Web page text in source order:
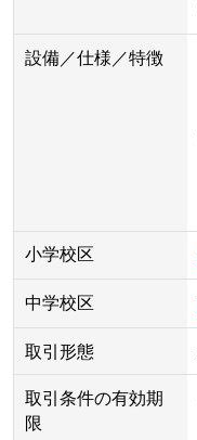
設備／仕様／特徴
小学校区
中学校区
取引形態
取引条件の有効期
限